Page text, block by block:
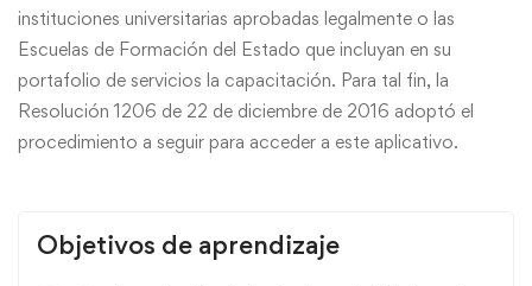
instituciones universitarias aprobadas legalmente o las
Escuelas de Formación del Estado que incluyan en su
portafolio de servicios la capacitación. Para tal fin, la
Resolución 1206 de 22 de diciembre de 2016 adoptó el
procedimiento a seguir para acceder a este aplicativo.
Objetivos de aprendizaje